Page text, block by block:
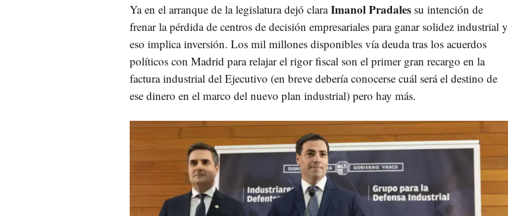
Ya en el arranque de la legislatura dejó claraImanol Pradales su intención de
frenar la pérdida de centros de decisión empresariales para ganar solidez industrial y
eso implica inversión. Los mil millones disponibles vía deuda tras los acuerdos
políticos con Madrid para relajar el rigor fiscal son el primer gran recargo en la
factura industrial del Ejecutivo (en breve debería conocerse cuál será el destino de
ese dinero en el marco del nuevo plan industrial) pero hay más.